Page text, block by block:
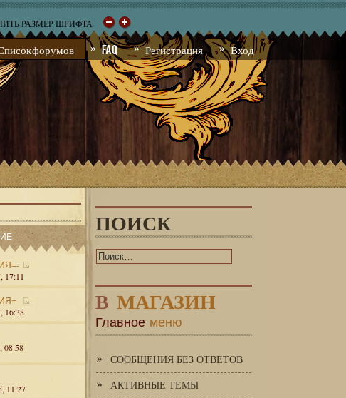
РАЗМЕР ШРИФТА
форумов FAQ Регистрация Вход
17:11
16:38
08:58
11:27
ПОИСК
В МАГАЗИН
Главное меню
СООБЩЕНИЯ БЕЗ ОТВЕТОВ
АКТИВНЫЕ ТЕМЫ